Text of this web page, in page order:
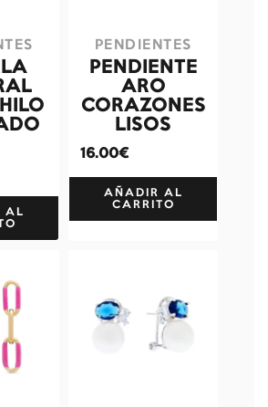
AL
PENDIENTES
PENDIENTE
ARO
CORAZONES
LISOS
16.00€
AÑADIR AL
CARRITO